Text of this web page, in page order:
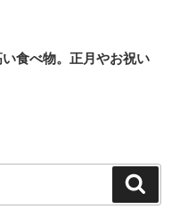
食べ物。正月やお祝い